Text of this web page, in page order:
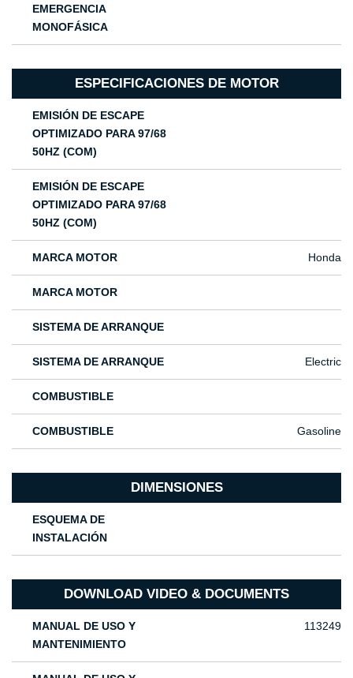
EMERGENCIA
MONOFÁSICA
ESPECIFICACIONES DE MOTOR
EMISIÓN DE ESCAPE
OPTIMIZADO PARA 97/68
50HZ (COM)
EMISIÓN DE ESCAPE
OPTIMIZADO PARA 97/68
50HZ (COM)
MARCA MOTOR Honda
MARCA MOTOR
SISTEMA DE ARRANQUE
SISTEMA DE ARRANQUE Electric
COMBUSTIBLE
COMBUSTIBLE Gasoline
DIMENSIONES
ESQUEMA DE
INSTALACIÓN
DOWNLOAD VIDEO & DOCUMENTS
MANUAL DE USO Y
MANTENIMIENTO
113249